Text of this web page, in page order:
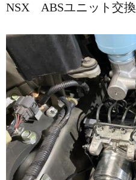
NSX ABSユニット交換